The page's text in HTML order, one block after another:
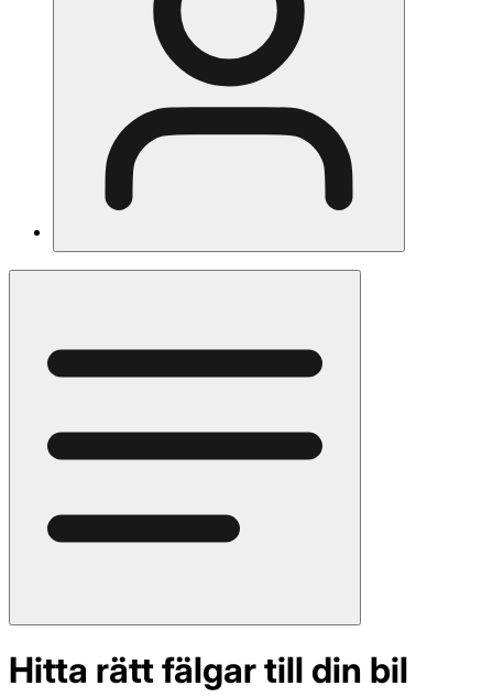
Hitta rätt fälgar till din bil